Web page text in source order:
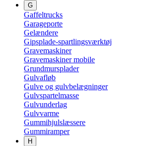
G
Gaffeltrucks
Garageporte
Gelændere
Gipsplade-spartlingsværktøj
Gravemaskiner
Gravemaskiner mobile
Grundmursplader
Gulvafløb
Gulve og gulvbelægninger
Gulvspartelmasse
Gulvunderlag
Gulvvarme
Gummihjulslæssere
Gummiramper
H